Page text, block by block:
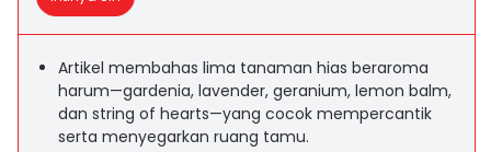
Artikel membahas lima tanaman hias beraroma
harum—gardenia, lavender, geranium, lemon balm,
dan string of hearts—yang cocok mempercantik
serta menyegarkan ruang tamu.